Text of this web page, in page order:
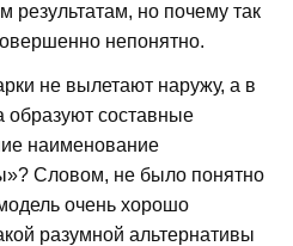
результатам, но почему так
непонятно.
не вылетают наружу, а в
образуют составные
наименование
Словом, не было понятно
очень хорошо
разумной альтернативы